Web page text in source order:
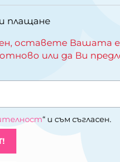
плащане
оставете Вашата
или да Ви
“ и съм съгласен.